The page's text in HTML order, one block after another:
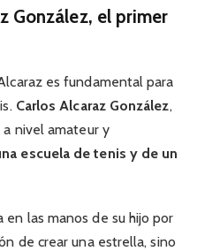
González, el primer
es fundamental para
Carlos Alcaraz González,
nivel amateur y
escuela de tenis y de un
en las manos de su hijo por
de crear una estrella, sino